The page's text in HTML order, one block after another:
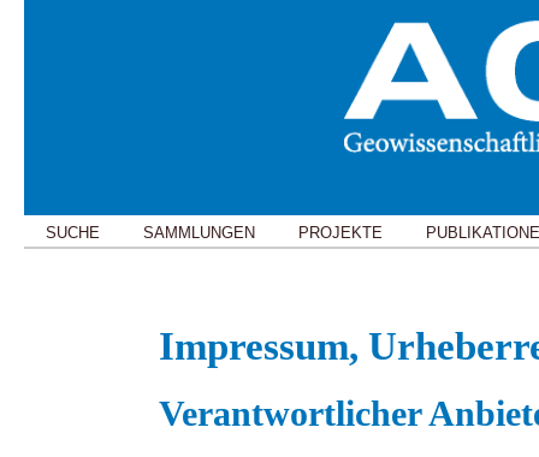
SUCHE SAMMLUNGEN PROJEKTE
Impressum,
Verantwortlicher